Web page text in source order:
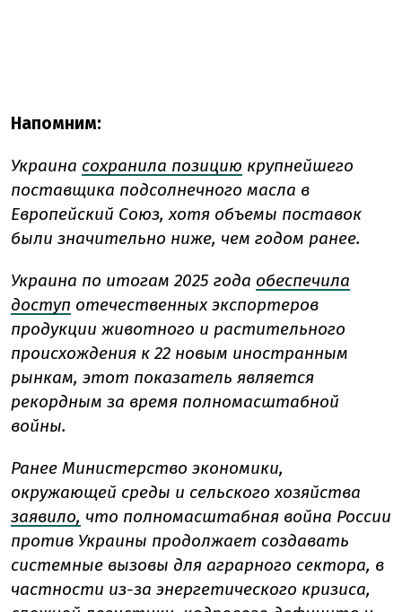
Напомним:
Украина сохранила позицию крупнейшего
поставщика подсолнечного масла в
Европейский Союз, хотя объемы поставок
были значительно ниже, чем годом ранее.
Украина по итогам 2025 года обеспечила
доступ отечественных экспортеров
продукции животного и растительного
происхождения к 22 новым иностранным
рынкам, этот показатель является
рекордным за время полномасштабной
войны.
Ранее Министерство экономики,
окружающей среды и сельского хозяйства
заявило, что полномасштабная война России
против Украины продолжает создавать
системные вызовы для аграрного сектора, в
частности из-за энергетического кризиса,